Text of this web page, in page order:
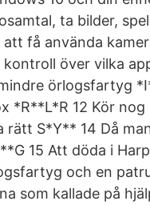
ta bilder,
få använda
över vilka
örlogsfartyg
*R**L*R 12 Kör nog
rätt S*Y** 14 Då
15 Att döda i
och en
som kallade på